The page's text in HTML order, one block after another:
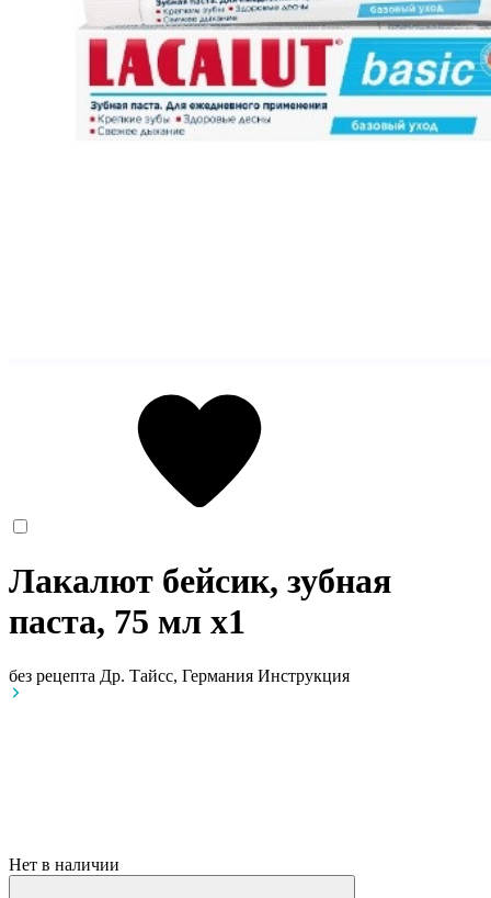
Лакалют бейсик, зубная
паста, 75 мл x1
без рецепта Др. Тайсс, Германия Инструкция
Нет в наличии